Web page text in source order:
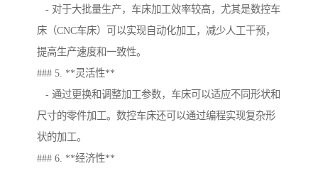
- 对于大批量生产，车床加工效率较高，尤其是数控车
床（CNC车床）可以实现自动化加工，减少人工干预，
提高生产速度和一致性。
### 5. **灵活性**
- 通过更换和调整加工参数，车床可以适应不同形状和
尺寸的零件加工。数控车床还可以通过编程实现复杂形
状的加工。
### 6. **经济性**